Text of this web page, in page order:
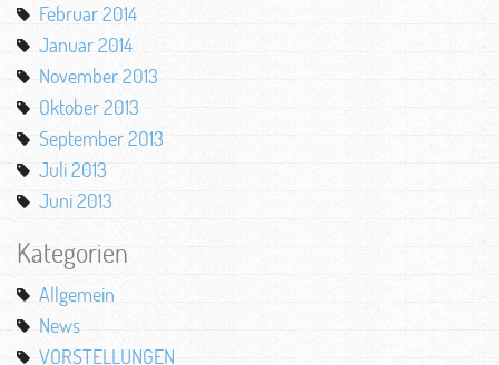
Februar 2014
Januar 2014
November 2013
Oktober 2013
September 2013
Juli 2013
Juni 2013
Kategorien
Allgemein
News
VORSTELLUNGEN